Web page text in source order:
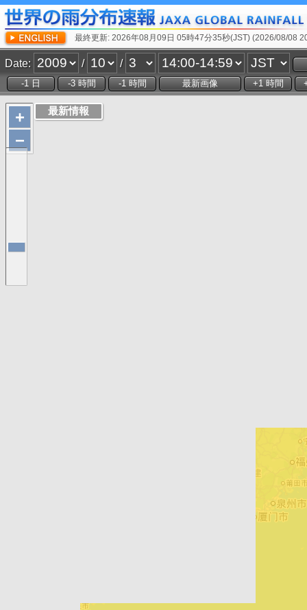
最終更新: 2026年08月09日 05時47分35秒(JST) (2026/08/08
Date: / /
+
−